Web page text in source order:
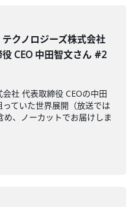
クノロジーズ株式会社
CEO 中田智文さん #2
社 代表取締役 CEOの中田
ていた世界展開（放送では
、ノーカットでお届けしま